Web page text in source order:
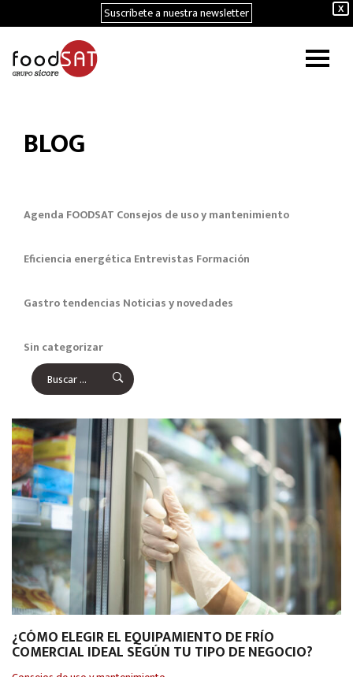
X
Suscríbete a nuestra newsletter
BLOG
Agenda FOODSAT Consejos de uso y mantenimiento
Eficiencia energética Entrevistas Formación
Gastro tendencias Noticias y novedades
Sin categorizar
¿CÓMO ELEGIR EL EQUIPAMIENTO DE FRÍO
COMERCIAL IDEAL SEGÚN TU TIPO DE NEGOCIO?